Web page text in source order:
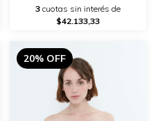
3 cuotas sin interés de
$42.133,33
20% OFF